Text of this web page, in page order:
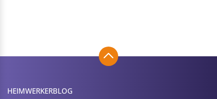
HEIMWERKER­BLOG